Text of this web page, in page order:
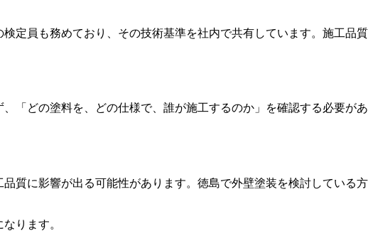
定員も務めており、その技術基準を社内で共有しています。施工品質
「どの塗料を、どの仕様で、誰が施工するのか」を確認する必要があ
質に影響が出る可能性があります。徳島で外壁塗装を検討している方
ります。